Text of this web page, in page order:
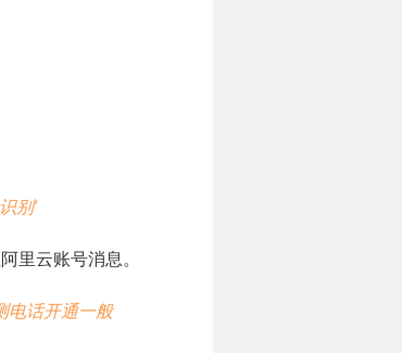
别’
里云账号消息。
电话开通一般